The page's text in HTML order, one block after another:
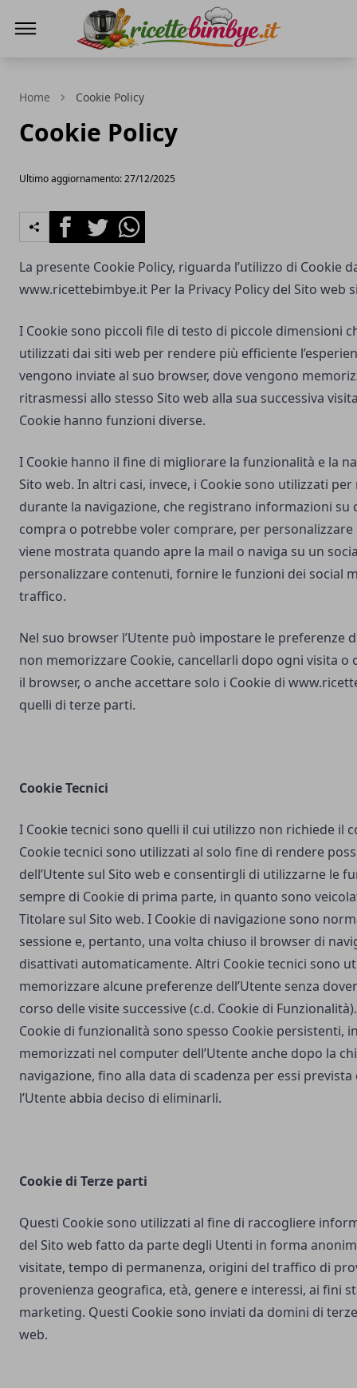
Home Cookie Policy
Cookie Policy
Ultimo aggiornamento: 27/12/2025
FacebookTwitterWhatsapp
La presente Cookie Policy, riguarda l’utilizzo di Cookie
www.ricettebimbye.it Per la Privacy Policy del Sito web
I Cookie sono piccoli file di testo di piccole dimensioni
utilizzati dai siti web per rendere più efficiente
vengono inviate al suo browser, dove vengono
ritrasmessi allo stesso Sito web alla sua successiva
Cookie hanno funzioni diverse.
I Cookie hanno il fine di migliorare la funzionalità e la
Sito web. In altri casi, invece, i Cookie sono utilizzati
durante la navigazione, che registrano informazioni su
compra o potrebbe voler comprare, per
viene mostrata quando apre la mail o naviga su un
personalizzare contenuti, fornire le funzioni dei social
traffico.
Nel suo browser l’Utente può impostare le preferenze
non memorizzare Cookie, cancellarli dopo ogni visita o
il browser, o anche accettare solo i Cookie di
quelli di terze parti.
Cookie Tecnici
I Cookie tecnici sono quelli il cui utilizzo non richiede il
Cookie tecnici sono utilizzati al solo fine di rendere
dell’Utente sul Sito web e consentirgli di utilizzarne le
sempre di Cookie di prima parte, in quanto sono
Titolare sul Sito web. I Cookie di navigazione sono
sessione e, pertanto, una volta chiuso il browser di
disattivati automaticamente. Altri Cookie tecnici sono
memorizzare alcune preferenze dell’Utente senza
corso delle visite successive (c.d. Cookie di
Cookie di funzionalità sono spesso Cookie persistenti,
memorizzati nel computer dell’Utente anche dopo la
navigazione, fino alla data di scadenza per essi
l’Utente abbia deciso di eliminarli.
Cookie di Terze parti
Questi Cookie sono utilizzati al fine di raccogliere
del Sito web fatto da parte degli Utenti in forma
visitate, tempo di permanenza, origini del traffico di
provenienza geografica, età, genere e interessi, ai fini
marketing. Questi Cookie sono inviati da domini di
web.